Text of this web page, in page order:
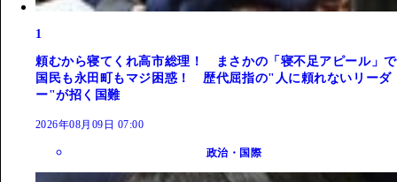
1
頼むから寝てくれ高市総理！ まさかの「寝不足アピール」で
国民も永田町もマジ困惑！ 歴代屈指の"人に頼れないリーダ
ー"が招く国難
2026年08月09日 07:00
政治・国際